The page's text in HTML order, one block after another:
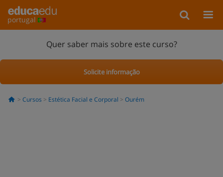
portugal
Quer saber mais sobre este curso?
Solicite informação
Cursos Estética Facial e Corporal Ourém